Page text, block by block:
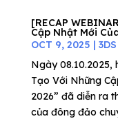
[RECAP
Cập Nhật Mới
OCT 9, 2025 |
Ngày 08.10.2025,
Tạo Với Những
2026” đã diễn ra
của đông đảo